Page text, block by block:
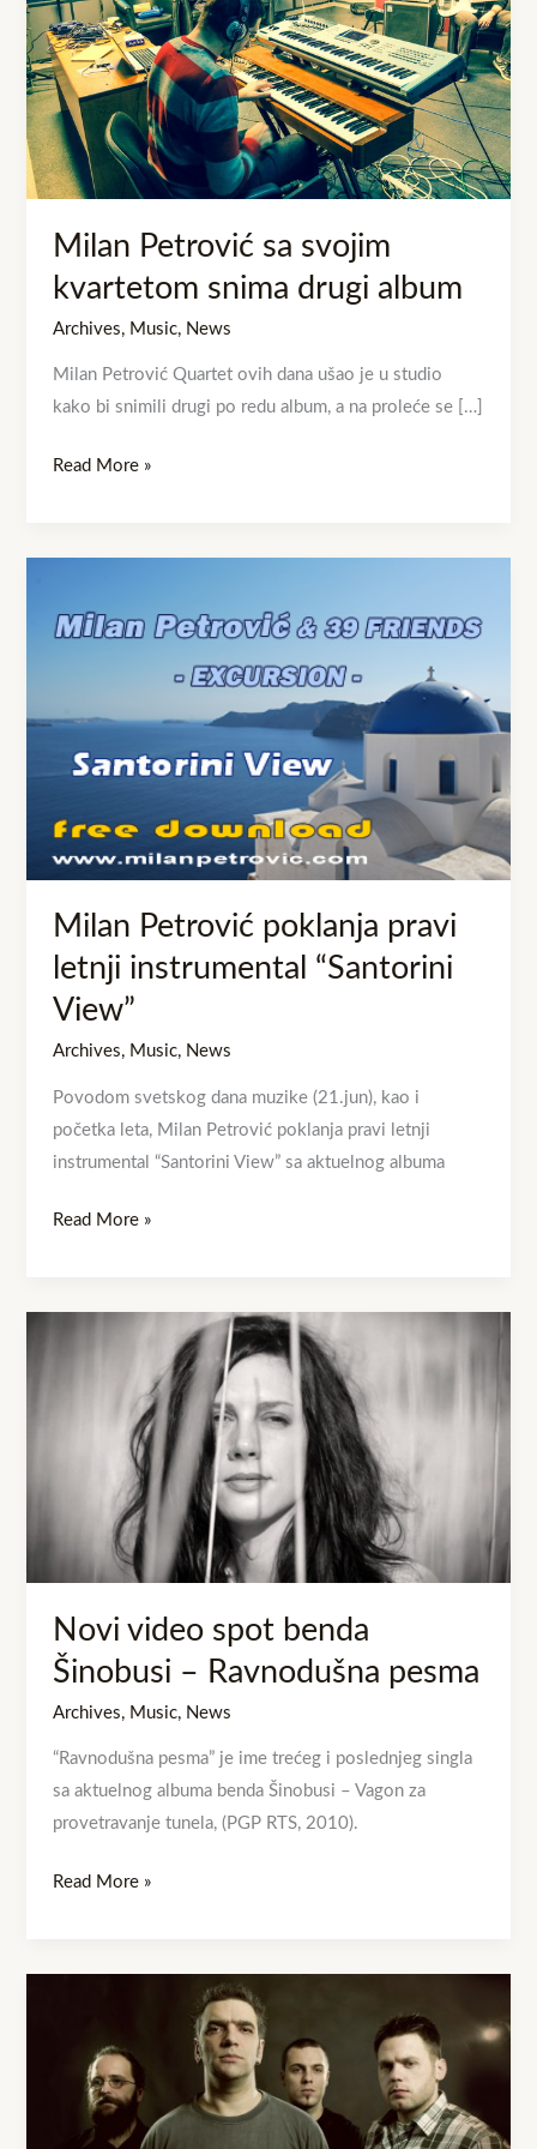
Milan Petrović sa svojim
kvartetom snima drugi album
Archives, Music, News
Milan Petrović Quartet ovih dana ušao je u studio
kako bi snimili drugi po redu album, a na proleće se […]
snima
drugi
album
Read More »
Milan Petrović poklanja pravi
letnji instrumental “Santorini
View”
Archives, Music, News
Povodom svetskog dana muzike (21.jun), kao i
početka leta, Milan Petrović poklanja pravi letnji
instrumental “Santorini View” sa aktuelnog albuma
poklanja
“Santorini
Read More »
Novi video spot benda
Šinobusi – Ravnodušna pesma
Archives, Music, News
“Ravnodušna pesma” je ime trećeg i poslednjeg singla
sa aktuelnog albuma benda Šinobusi – Vagon za
provetravanje tunela, (PGP RTS, 2010).
Ravnodušna
Read More »
benda
Grate